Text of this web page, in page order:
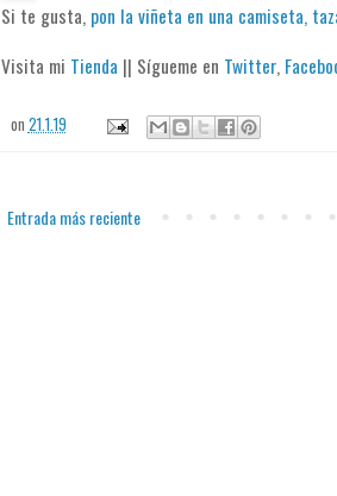
Si te gusta, pon la viñeta en una camiseta,
Visita mi Tienda || Sígueme en Twitter,
on 21.1.19
Entrada más reciente